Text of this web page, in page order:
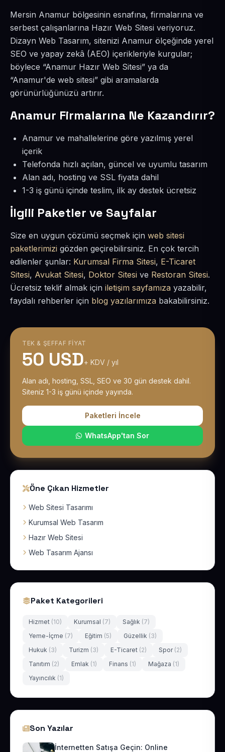
Mersin Anamur bölgesinin esnafına, firmalarına ve
serbest çalışanlarına Hazır Web Sitesi veriyoruz.
Dizayn Web Tasarım, sitenizi Anamur ölçeğinde yerel
SEO ve yapay zekâ (AEO) içerikleriyle kurgular;
böylece “Anamur Hazır Web Sitesi” ya da
“Anamur'de web sitesi” gibi aramalarda
görünürlüğünüzü artırır.
Anamur Firmalarına Ne Kazandırır?
Anamur ve mahallelerine göre yazılmış yerel
içerik
Telefonda hızlı açılan, güncel ve uyumlu tasarım
Alan adı, hosting ve SSL fiyata dahil
1-3 iş günü içinde teslim, ilk ay destek ücretsiz
İlgili Paketler ve Sayfalar
Size en uygun çözümü seçmek için web sitesi
paketlerimizi gözden geçirebilirsiniz. En çok tercih
edilenler şunlar: Kurumsal Firma Sitesi, E-Ticaret
Sitesi, Avukat Sitesi, Doktor Sitesi ve Restoran Sitesi.
Ücretsiz teklif almak için iletişim sayfamıza yazabilir,
faydalı rehberler için blog yazılarımıza bakabilirsiniz.
TEK & ŞEFFAF FIYAT
50 USD+ KDV / yıl
Alan adı, hosting, SSL, SEO ve 30 gün destek dahil.
Siteniz 1-3 iş günü içinde yayında.
Paketleri İncele
WhatsApp'tan Sor
Öne Çıkan Hizmetler
Web Sitesi Tasarımı
Kurumsal Web Tasarım
Hazır Web Sitesi
Web Tasarım Ajansı
Paket Kategorileri
Hizmet (10) Kurumsal (7) Sağlık (7)
Yeme-İçme (7) Eğitim (5) Güzellik (3)
Hukuk (3) Turizm (3) E-Ticaret (2) Spor (2)
Tanıtım (2) Emlak (1) Finans (1) Mağaza (1)
Yayıncılık (1)
Son Yazılar
İnternetten Satışa Geçin: Online